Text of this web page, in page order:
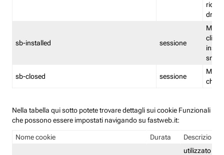
sb-installed sessione
sb-closed sessione
Nella tabella qui sotto potete trovare dettagli sui cookie Funzionali
che possono essere impostati navigando su fastweb.it:
Nome cookie Durata Descrizione
utilizzato per